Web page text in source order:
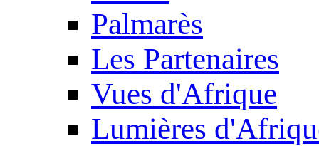
Palmarès
Les Partenaires
Vues d'Afrique
Lumières